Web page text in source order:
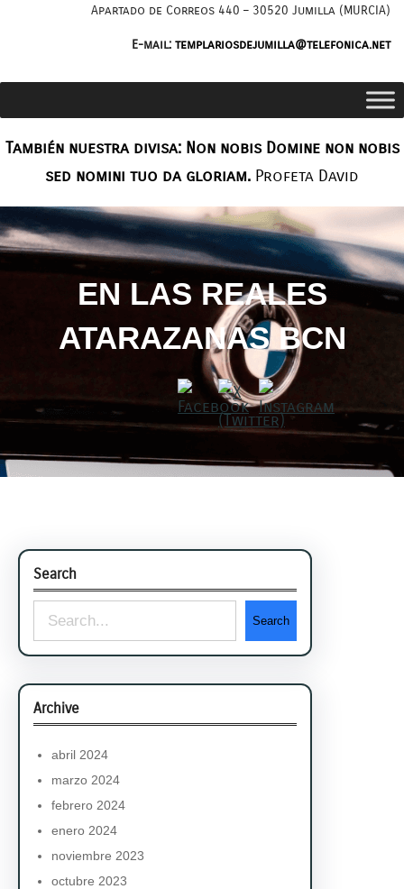
Apartado de Correos 440 – 30520 Jumilla (MURCIA)
E-mail: templariosdejumilla@telefonica.net
También nuestra divisa: Non nobis Domine non nobis
sed nomini tuo da gloriam. Profeta David
EN LAS REALES
ATARAZANAS BCN
Search
e
r
c
h
Search
Archive
abril 2024
marzo 2024
febrero 2024
enero 2024
noviembre 2023
octubre 2023